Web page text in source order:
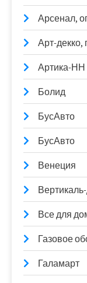
Арсенал,
Арт-декко,
Артика-НН
Болид
БусАвто
БусАвто
Венеция
Все для
Газовое
Галамарт